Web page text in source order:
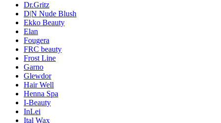
Dr.Gritz
D|N Nude Blush
Ekko Beauty
Elan
Fougera
FRC beauty
Frost Line
Garno
Glewdor
Hair Well
Henna Spa
I-Beauty
InLei
Ital Wax